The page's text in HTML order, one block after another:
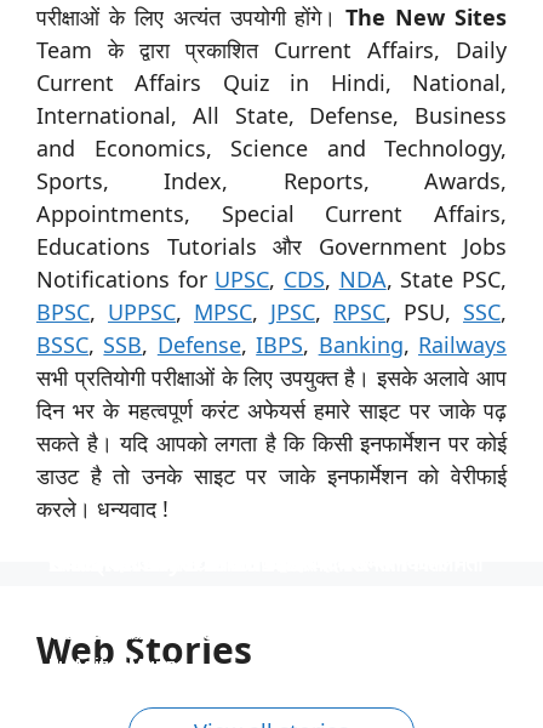
परीक्षाओं के लिए अत्यंत उपयोगी होंगे।The New Sites
Team के द्वारा प्रकाशित Current Affairs, Daily
Current Affairs Quiz in Hindi, National,
International, All State, Defense, Business
and Economics, Science and Technology,
Sports, Index, Reports, Awards,
Appointments, Special Current Affairs,
Educations Tutorials और Government Jobs
Notifications for UPSC, CDS, NDA, State PSC,
BPSC, UPPSC, MPSC, JPSC, RPSC, PSU, SSC,
BSSC, SSB, Defense,IBPS, Banking, Railways
सभी प्रतियोगी परीक्षाओं के लिए उपयुक्त है। इसके अलावे आप
दिन भर के महत्वपूर्ण करंट अफेयर्स हमारे साइट पर जाके पढ़
सकते है। यदि आपको लगता है कि किसी इनफार्मेशन पर कोई
डाउट है तो उनके साइट पर जाके इनफार्मेशन को वेरीफाई
करले। धन्यवाद !
Web Stories
सीमा 62 साल तक, साढ़े 4 लाख रुपये की सैलरी।
By Aditya Munna
40 साल तक और 1 लाख से अधिक की सैलरी।
By Aditya Munna
और 90 हजार रुपये से अधिक की सैलरी
By Aditya Munna
अवसर, वेतन 56 हजार तक
By Aditya Munna
1,80,000 तक
By Aditya Munna